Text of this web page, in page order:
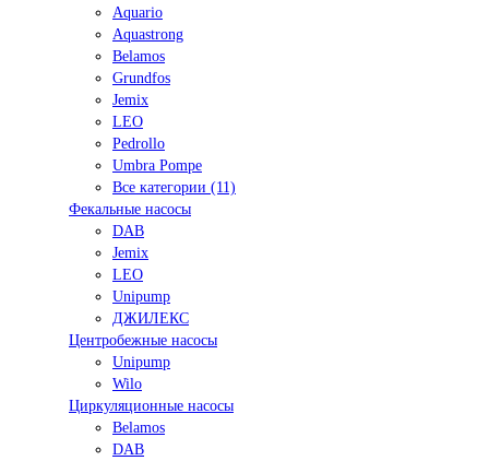
Aquario
Aquastrong
Belamos
Grundfos
Jemix
LEO
Pedrollo
Umbra Pompe
Все категории (11)
Фекальные насосы
DAB
Jemix
LEO
Unipump
ДЖИЛЕКС
Центробежные насосы
Unipump
Wilo
Циркуляционные насосы
Belamos
DAB